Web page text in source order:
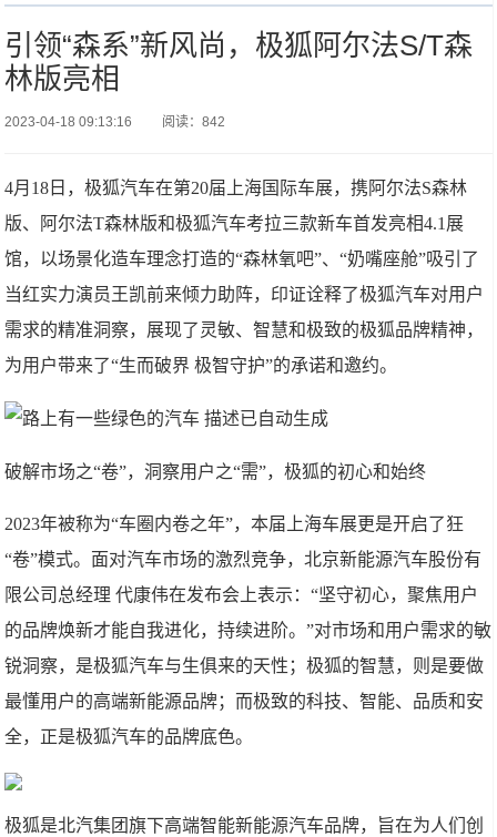
引领“森系”新风尚，极狐阿尔法S/T森
林版亮相
2023-04-18 09:13:16 阅读：842
4月18日，极狐汽车在第20届上海国际车展，携阿尔法S森林
版、阿尔法T森林版和极狐汽车考拉三款新车首发亮相4.1展
馆，以场景化造车理念打造的“森林氧吧”、“奶嘴座舱”吸引了
当红实力演员王凯前来倾力助阵，印证诠释了极狐汽车对用户
需求的精准洞察，展现了灵敏、智慧和极致的极狐品牌精神，
为用户带来了“生而破界 极智守护”的承诺和邀约。
破解市场之“卷”，洞察用户之“需”，极狐的初心和始终
2023年被称为“车圈内卷之年”，本届上海车展更是开启了狂
“卷”模式。面对汽车市场的激烈竞争，北京新能源汽车股份有
限公司总经理 代康伟在发布会上表示：“坚守初心，聚焦用户
的品牌焕新才能自我进化，持续进阶。”对市场和用户需求的敏
锐洞察，是极狐汽车与生俱来的天性；极狐的智慧，则是要做
最懂用户的高端新能源品牌；而极致的科技、智能、品质和安
全，正是极狐汽车的品牌底色。
极狐是北汽集团旗下高端智能新能源汽车品牌，旨在为人们创